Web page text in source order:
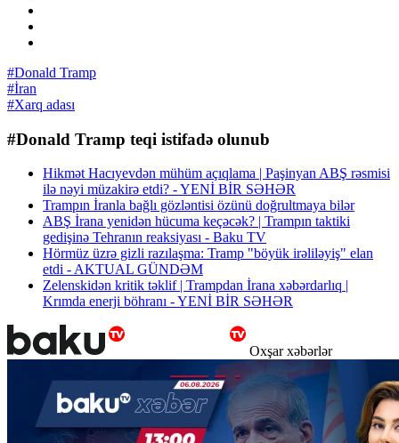
#Donald Tramp
#İran
#Xarq adası
#Donald Tramp teqi istifadə olunub
Hikmət Hacıyevdən mühüm açıqlama | Paşinyan ABŞ rəsmisi
ilə nəyi müzakirə etdi? - YENİ BİR SƏHƏR
Trampın İranla bağlı gözləntisi özünü doğrultmaya bilər
ABŞ İrana yenidən hücuma keçəcək? | Trampın taktiki
gedişinə Tehranın reaksiyası - Baku TV
Hörmüz üzrə gizli razılaşma: Tramp "böyük irəliləyiş" elan
etdi - AKTUAL GÜNDƏM
Zelenskidən kritik təklif | Trampdan İrana xəbərdarlıq |
Krımda enerji böhranı - YENİ BİR SƏHƏR
Oxşar xəbərlər